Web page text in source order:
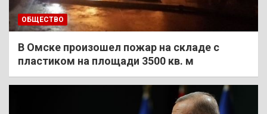
ОБЩЕСТВО
В Омске произошел пожар на складе с
пластиком на площади 3500 кв. м